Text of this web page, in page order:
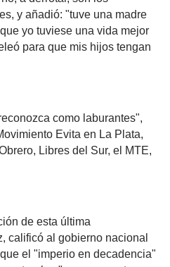
y añadió: "tuve una madre
yo tuviese una vida mejor
para que mis hijos tengan
como laburantes",
Evita en La Plata,
Libres del Sur, el MTE,
de esta última
calificó al gobierno nacional
el "imperio en decadencia"